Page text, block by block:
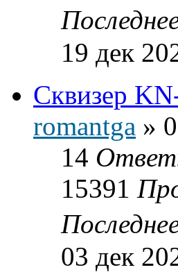
19 дек
Сквизер
romantga »
14
15391
03 дек